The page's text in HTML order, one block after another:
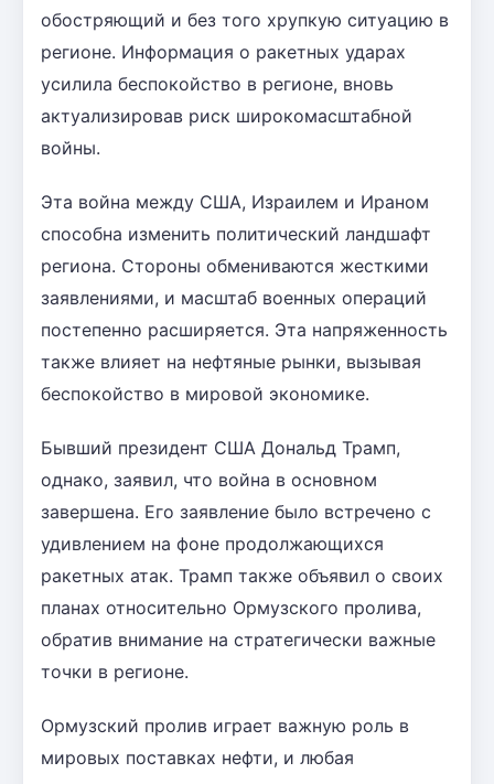
обостряющий и без того хрупкую ситуацию в
регионе. Информация о ракетных ударах
усилила беспокойство в регионе, вновь
актуализировав риск широкомасштабной
войны.
Эта война между США, Израилем и Ираном
способна изменить политический ландшафт
региона. Стороны обмениваются жесткими
заявлениями, и масштаб военных операций
постепенно расширяется. Эта напряженность
также влияет на нефтяные рынки, вызывая
беспокойство в мировой экономике.
Бывший президент США Дональд Трамп,
однако, заявил, что война в основном
завершена. Его заявление было встречено с
удивлением на фоне продолжающихся
ракетных атак. Трамп также объявил о своих
планах относительно Ормузского пролива,
обратив внимание на стратегически важные
точки в регионе.
Ормузский пролив играет важную роль в
мировых поставках нефти, и любая